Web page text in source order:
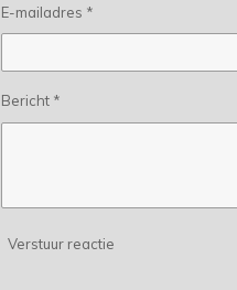
E-mailadres *
Bericht *
Verstuur reactie